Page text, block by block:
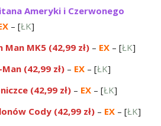
Ameryki i Czerwonego
– [ŁK]
MK5 (42,99 zł) – EX – [ŁK]
(42,99 zł) – EX – [ŁK]
(42,99 zł) – EX – [ŁK]
Cody (42,99 zł) – EX – [ŁK]